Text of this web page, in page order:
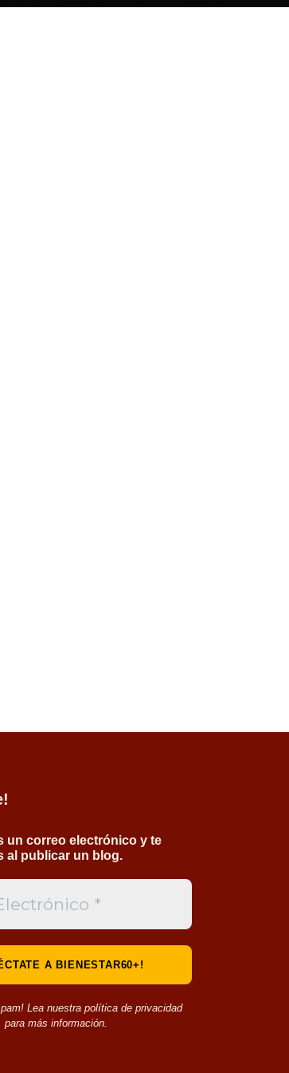
un correo electrónico y te
al publicar un blog.
Lea nuestra política de privacidad
para más información.